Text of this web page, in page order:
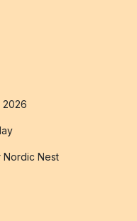
2026
Nordic Nest